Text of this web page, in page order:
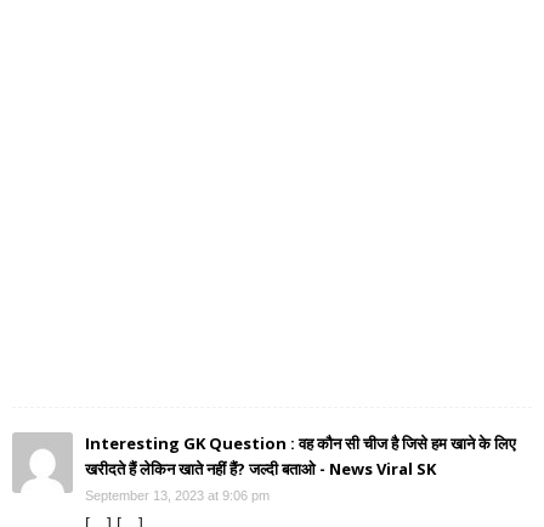
Interesting GK Question : वह कौन सी चीज है जिसे हम खाने के लिए
खरीदते हैं लेकिन खाते नहीं हैं? जल्दी बताओ - News Viral SK
September 13, 2023 at 9:06 pm